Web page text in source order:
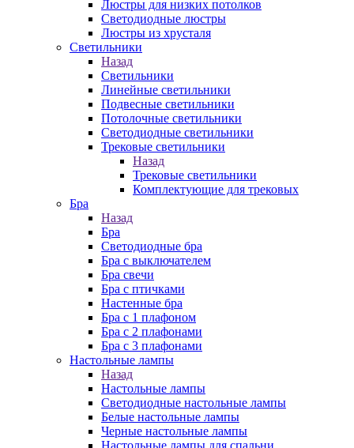
Люстры для низких потолков
Cветодиодные люстры
Люстры из хрусталя
Светильники
Назад
Светильники
Линейные светильники
Подвесные светильники
Потолочные светильники
Светодиодные светильники
Трековые светильники
Назад
Трековые светильники
Комплектующие для трековых
Бра
Назад
Бра
Светодиодные бра
Бра с выключателем
Бра свечи
Бра с птичками
Настенные бра
Бра с 1 плафоном
Бра с 2 плафонами
Бра с 3 плафонами
Настольные лампы
Назад
Настольные лампы
Светодиодные настольные лампы
Белые настольные лампы
Черные настольные лампы
Настольные лампы для спальни